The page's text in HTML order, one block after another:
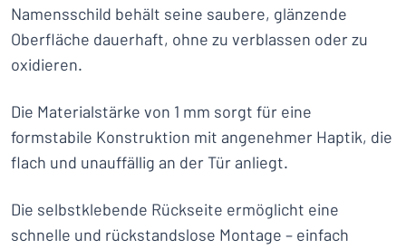
Namensschild behält seine saubere, glänzende
Oberfläche dauerhaft, ohne zu verblassen oder zu
oxidieren.
Die Materialstärke von 1 mm sorgt für eine
formstabile Konstruktion mit angenehmer Haptik, die
flach und unauffällig an der Tür anliegt.
Die selbstklebende Rückseite ermöglicht eine
schnelle und rückstandslose Montage – einfach